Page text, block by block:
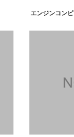
エンジンコン